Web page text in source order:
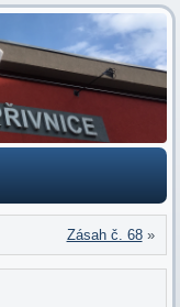
Zásah č. 68»